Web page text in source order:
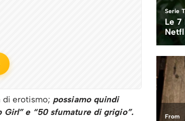
di erotismo; possiamo quindi
e “50 sfumature di grigio”.